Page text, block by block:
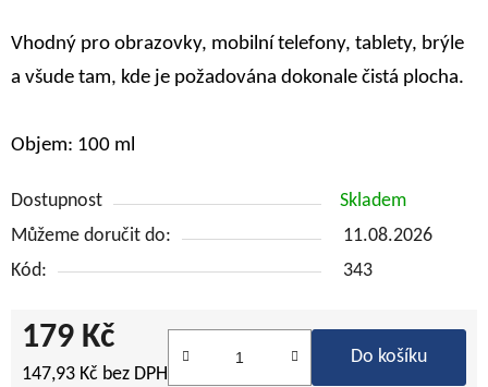
Vhodný pro obrazovky, mobilní telefony, tablety, brýle
a všude tam, kde je požadována dokonale čistá plocha.
Objem: 100 ml
Dostupnost
Skladem
Můžeme doručit do:
11.08.2026
Kód:
343
179 Kč
147,93 Kč bez DPH
Do košíku